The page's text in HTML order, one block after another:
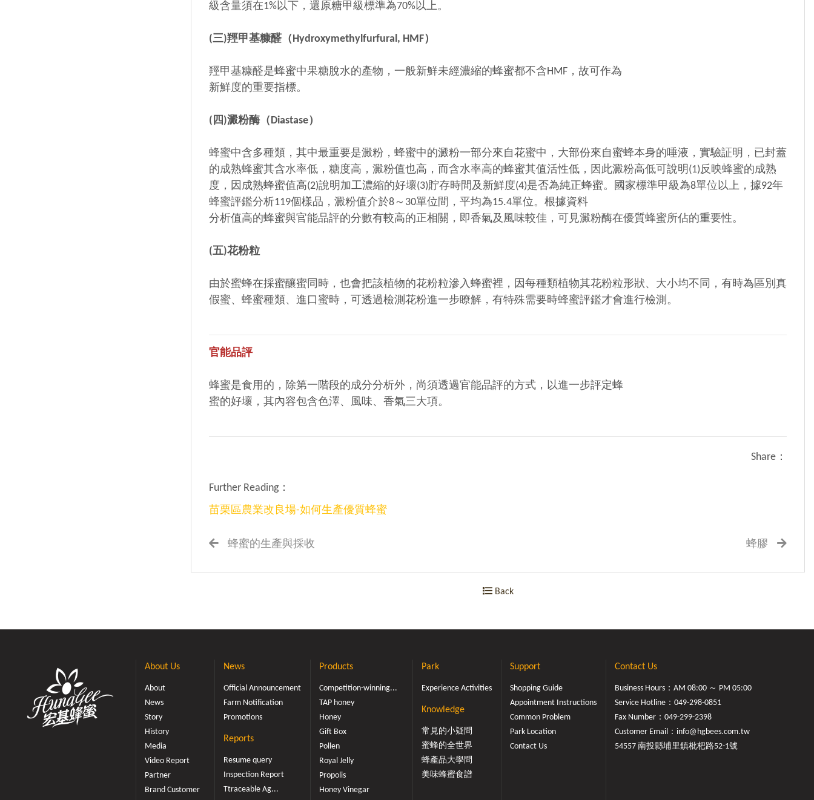
級含量須在1%以下，還原糖甲級標準為70%以上。
(三)羥甲基糠醛（Hydroxymethylfurfural, HMF）
羥甲基糠醛是蜂蜜中果糖脫水的產物，一般新鮮未經濃縮的蜂蜜都不含HMF，故可作為
新鮮度的重要指標。
(四)澱粉酶（Diastase）
蜂蜜中含多種類，其中最重要是澱粉，蜂蜜中的澱粉一部分來自花蜜中，大部份來自蜜蜂本身的唾液，實驗証明，已封蓋
的成熟蜂蜜其含水率低，糖度高，澱粉值也高，而含水率高的蜂蜜其值活性低，因此澱粉高低可說明(1)反映蜂蜜的成熟
度，因成熟蜂蜜值高(2)說明加工濃縮的好壞(3)貯存時間及新鮮度(4)是否為純正蜂蜜。國家標準甲級為8單位以上，據92年
蜂蜜評鑑分析119個樣品，澱粉值介於8～30單位間，平均為15.4單位。根據資料
分析值高的蜂蜜與官能品評的分數有較高的正相關，即香氣及風味較佳，可見澱粉酶在優質蜂蜜所佔的重要性。
(五)花粉粒
由於蜜蜂在採蜜釀蜜同時，也會把該植物的花粉粒滲入蜂蜜裡，因每種類植物其花粉粒形狀、大小均不同，有時為區別真
假蜜、蜂蜜種類、進口蜜時，可透過檢測花粉進一步瞭解，有特殊需要時蜂蜜評鑑才會進行檢測。
官能品評
蜂蜜是食用的，除第一階段的成分分析外，尚須透過官能品評的方式，以進一步評定蜂
蜜的好壞，其內容包含色澤、風味、香氣三大項。
Share：
Further Reading：
苗栗區農業改良場-如何生產優質蜂蜜
蜂蜜的生產與採收 蜂膠
Back
About Us
About
News
Story
History
Media
Video Report
Partner
Brand Customer
News
Official Announcement
Farm Notification
Promotions
Reports
Resume query
Inspection Report
Ttraceable Ag...
Products
Competition-winning...
TAP honey
Honey
Gift Box
Pollen
Royal Jelly
Propolis
Honey Vinegar
Park
Experience Activities
Knowledge
常見的小疑問
蜜蜂的全世界
蜂產品大學問
美味蜂蜜食譜
Support
Shopping Guide
Appointment Instructions
Common Problem
Park Location
Contact Us
Contact Us
Business Hours：AM 08:00 ～ PM 05:00
Service Hotline： 049-298-0851
Fax Number：049-299-2398
Customer Email： info@hgbees.com.tw
54557 南投縣埔里鎮枇杷路52-1號